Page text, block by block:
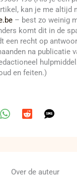
kan je me altijd
– best zo weinig
komt dit in de
een recht op
na publicatie
en feiten.)
Over de auteur